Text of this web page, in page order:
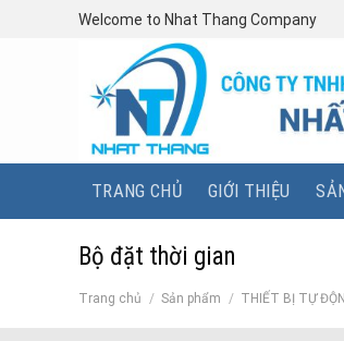
Welcome to Nhat Thang Company
TRANG CHỦ GIỚI THIỆU
Bộ đặt thời gian
Trang chủ / Sản phẩm / THIẾT BỊ TỰ